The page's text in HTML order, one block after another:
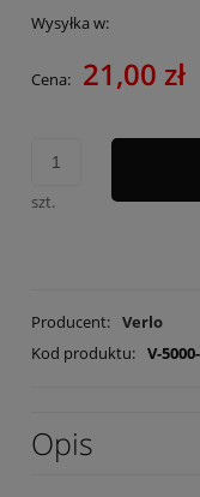
Wysyłka w:
Cena: 21,00 zł
szt.
Producent: Verlo
Kod produktu: V-
Opis